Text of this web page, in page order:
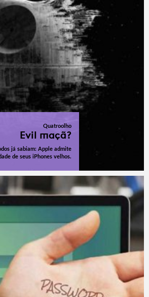
Quatroolho
Evil maçã?
já sabiam: Apple admite
de seus iPhones velhos.